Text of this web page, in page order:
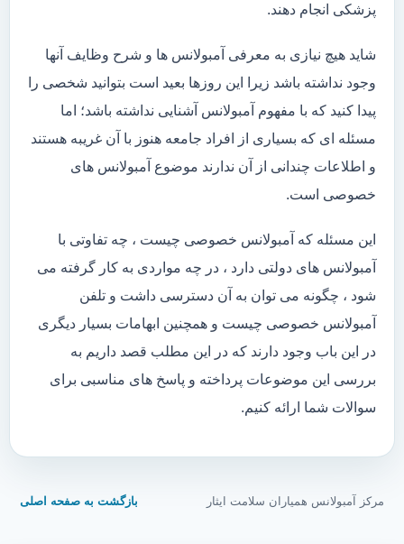
پزشکی انجام دهند.
شاید هیچ نیازی به معرفی آمبولانس ها و شرح وظایف آنها
وجود نداشته باشد زیرا این روزها بعید است بتوانید شخصی را
پیدا کنید که با مفهوم آمبولانس آشنایی نداشته باشد؛ اما
مسئله ای که بسیاری از افراد جامعه هنوز با آن غریبه هستند
و اطلاعات چندانی از آن ندارند موضوع آمبولانس های
خصوصی است.
این مسئله که آمبولانس خصوصی چیست ، چه تفاوتی با
آمبولانس های دولتی دارد ، در چه مواردی به کار گرفته می
شود ، چگونه می توان به آن دسترسی داشت و تلفن
آمبولانس خصوصی چیست و همچنین ابهامات بسیار دیگری
در این باب وجود دارند که در این مطلب قصد داریم به
بررسی این موضوعات پرداخته و پاسخ های مناسبی برای
سوالات شما ارائه کنیم.
مرکز آمبولانس همیاران سلامت ایثار بازگشت به صفحه اصلی